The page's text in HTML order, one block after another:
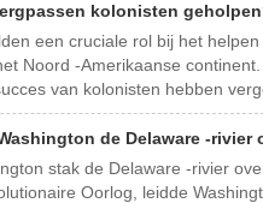
kolonisten
een cruciale rol bij het
Noord -Amerikaanse
van kolonisten hebben
de Delaware -
stak de Delaware -rivier
Oorlog, leidde